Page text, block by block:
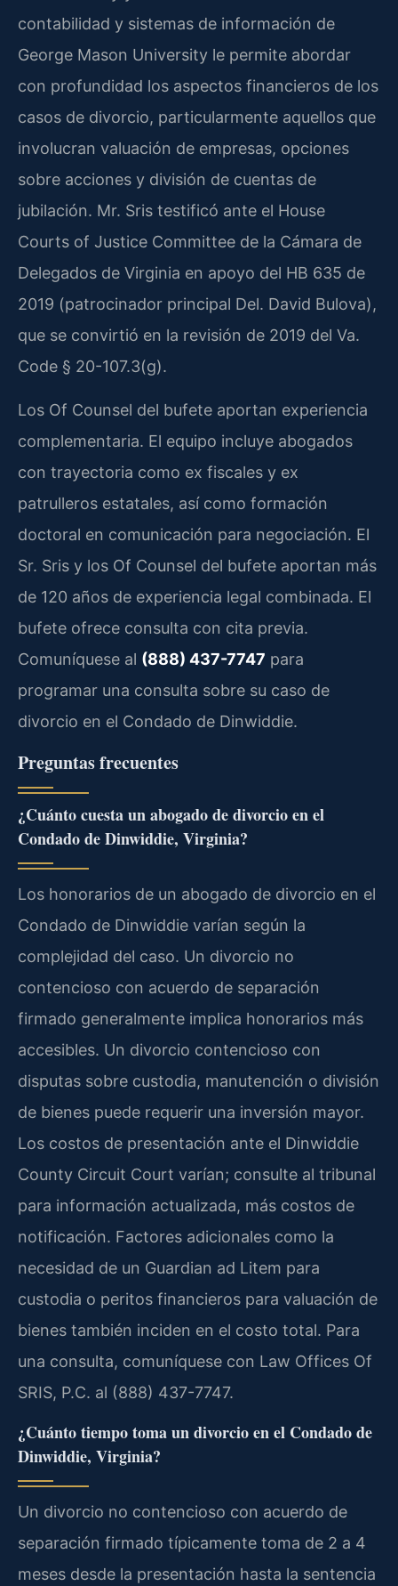
contabilidad y sistemas de información de
George Mason University le permite abordar
con profundidad los aspectos financieros de los
casos de divorcio, particularmente aquellos que
involucran valuación de empresas, opciones
sobre acciones y división de cuentas de
jubilación. Mr. Sris testificó ante el House
Courts of Justice Committee de la Cámara de
Delegados de Virginia en apoyo del HB 635 de
2019 (patrocinador principal Del. David Bulova),
que se convirtió en la revisión de 2019 del Va.
Code § 20-107.3(g).
Los Of Counsel del bufete aportan experiencia
complementaria. El equipo incluye abogados
con trayectoria como ex fiscales y ex
patrulleros estatales, así como formación
doctoral en comunicación para negociación. El
Sr. Sris y los Of Counsel del bufete aportan más
de 120 años de experiencia legal combinada. El
bufete ofrece consulta con cita previa.
Comuníquese al (888) 437-7747 para
programar una consulta sobre su caso de
divorcio en el Condado de Dinwiddie.
Preguntas frecuentes
¿Cuánto cuesta un abogado de divorcio en el
Condado de Dinwiddie, Virginia?
Los honorarios de un abogado de divorcio en el
Condado de Dinwiddie varían según la
complejidad del caso. Un divorcio no
contencioso con acuerdo de separación
firmado generalmente implica honorarios más
accesibles. Un divorcio contencioso con
disputas sobre custodia, manutención o división
de bienes puede requerir una inversión mayor.
Los costos de presentación ante el Dinwiddie
County Circuit Court varían; consulte al tribunal
para información actualizada, más costos de
notificación. Factores adicionales como la
necesidad de un Guardian ad Litem para
custodia o peritos financieros para valuación de
bienes también inciden en el costo total. Para
una consulta, comuníquese con Law Offices Of
SRIS, P.C. al (888) 437-7747.
¿Cuánto tiempo toma un divorcio en el Condado de
Dinwiddie, Virginia?
Un divorcio no contencioso con acuerdo de
separación firmado típicamente toma de 2 a 4
meses desde la presentación hasta la sentencia